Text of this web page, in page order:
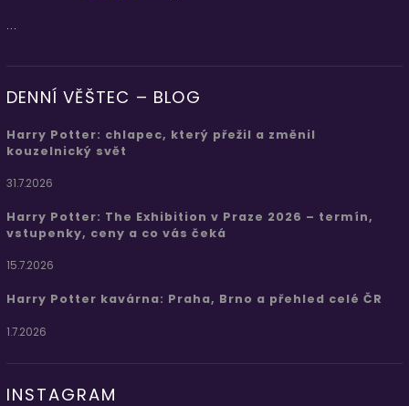
...
DENNÍ VĚŠTEC – BLOG
Harry Potter: chlapec, který přežil a změnil
kouzelnický svět
31.7.2026
Harry Potter: The Exhibition v Praze 2026 – termín,
vstupenky, ceny a co vás čeká
15.7.2026
Harry Potter kavárna: Praha, Brno a přehled celé ČR
1.7.2026
INSTAGRAM